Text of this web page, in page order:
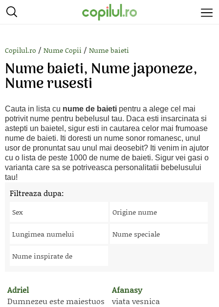
Copilul.ro / Nume Copii / Nume baieti
Nume baieti, Nume japoneze,
Nume rusesti
Cauta in lista cu nume de baieti pentru a alege cel mai
potrivit nume pentru bebelusul tau. Daca esti insarcinata si
astepti un baietel, sigur esti in cautarea celor mai frumoase
nume de baieti. Iti doresti un nume sonor romanesc, unul
usor de pronuntat sau unul mai deosebit? Iti venim in ajutor
cu o lista de peste 1000 de nume de baieti. Sigur vei gasi o
varianta care sa se potriveasca personalitatii bebelusului
tau!
Filtreaza dupa:
Sex Origine nume
Lungimea numelui Nume speciale
Nume inspirate de
Adriel
Dumnezeu este maiestuos
Afanasy
viata vesnica